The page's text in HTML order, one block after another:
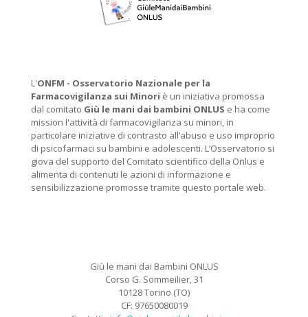
L'ONFM - Osservatorio Nazionale per la
Farmacovigilanza sui Minori è un iniziativa promossa
dal comitato Giù le mani dai bambini ONLUS e ha come
mission l'attività di farmacovigilanza su minori, in
particolare iniziative di contrasto all’abuso e uso improprio
di psicofarmaci su bambini e adolescenti. L’Osservatorio si
giova del supporto del Comitato scientifico della Onlus e
alimenta di contenuti le azioni di informazione e
sensibilizzazione promosse tramite questo portale web.
Giù le mani dai Bambini ONLUS
Corso G. Sommeilier, 31
10128 Torino (TO)
CF: 97650080019